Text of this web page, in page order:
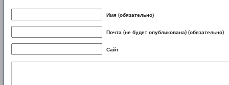
Имя (обязательно)
Почта (не будет опубликована) (обязательно)
Сайт